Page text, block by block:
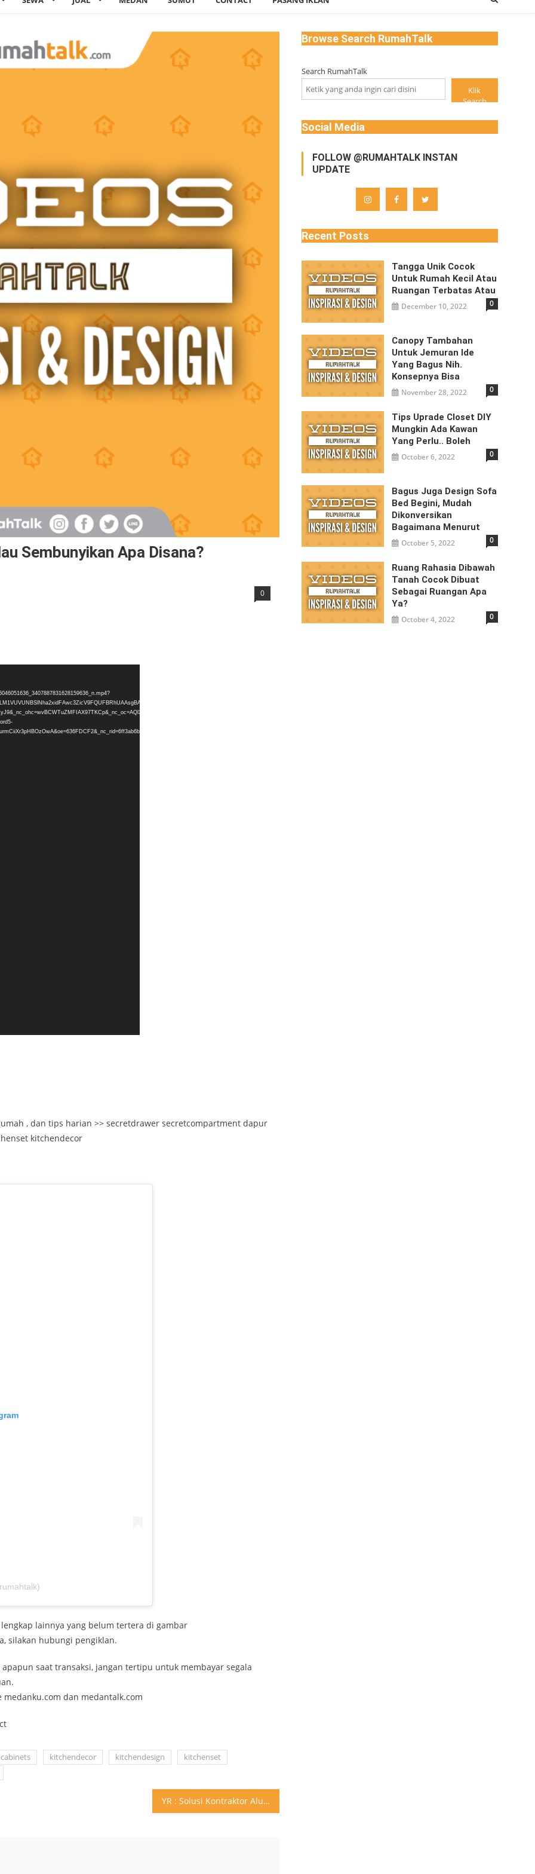
Sembunyikan Apa Disana?
0
, dan tips harian >> secretdrawer secretcompartment dapur
kitchendecor
lainnya yang belum tertera di gambar
silakan hubungi pengiklan.
saat transaksi, jangan tertipu untuk membayar segala
dan medantalk.com
kitchendecor kitchendesign
kitchenset
YR : Solusi Kontraktor Aluminium, UPVC, Kaca,Custom Furniture anda Segera
Browse Search RumahTalk
Search RumahTalk
Klik
Search
Social Media
FOLLOW @RUMAHTALK INSTAN
UPDATE
Recent Posts
Tangga Unik Cocok
Untuk Rumah Kecil Atau
Ruangan Terbatas Atau
December 10, 2022 0
Canopy Tambahan
Untuk Jemuran Ide
Yang Bagus Nih.
Konsepnya Bisa
November 28, 2022 0
Tips Uprade Closet DIY
Mungkin Ada Kawan
Yang Perlu.. Boleh
October 6, 2022 0
Bagus Juga Design Sofa
Bed Begini, Mudah
Dikonversikan
Bagaimana Menurut
October 5, 2022 0
Ruang Rahasia Dibawah
Tanah Cocok Dibuat
Sebagai Ruangan Apa
Ya?
October 4, 2022 0